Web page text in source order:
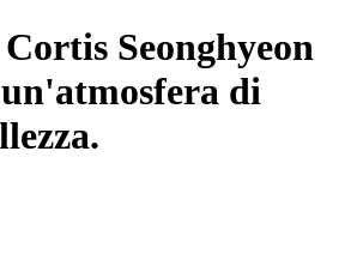
Seonghyeon
di